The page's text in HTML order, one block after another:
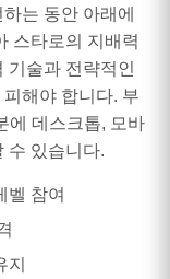
는 동안 아래에
스타로의 지배력
술과 전략적인
해야 합니다. 부
에 데스크톱, 모바
수 있습니다.
벨 참여